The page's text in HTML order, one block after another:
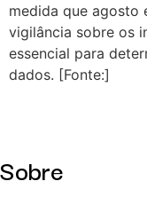
medida que agosto
vigilância sobre os
essencial para
dados. [Fonte:]
Sobre